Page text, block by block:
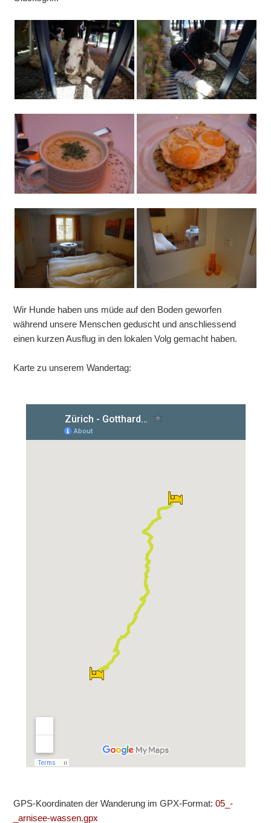
Wir Hunde haben uns müde auf den Boden geworfen
während unsere Menschen geduscht und anschliessend
einen kurzen Ausflug in den lokalen Volg gemacht haben.
Karte zu unserem Wandertag:
GPS-Koordinaten der Wanderung im GPX-Format:05_-
_arnisee-wassen.gpx